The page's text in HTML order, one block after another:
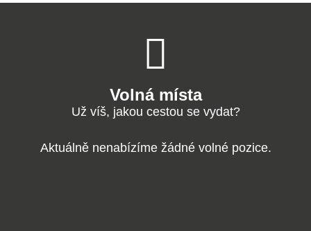
Volná místa
Už víš, jakou cestou se vydat?
Aktuálně nenabízíme žádné volné pozice.